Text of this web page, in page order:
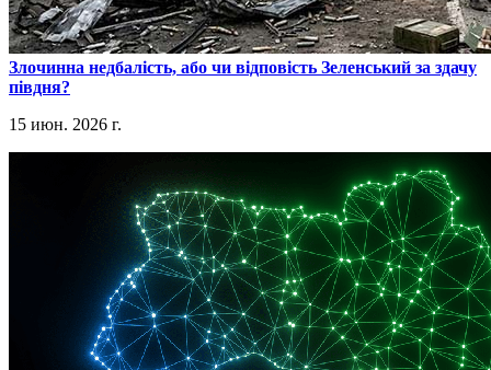
​Злочинна недбалість, або чи відповість Зеленський за здачу
півдня?
15 июн. 2026 г.